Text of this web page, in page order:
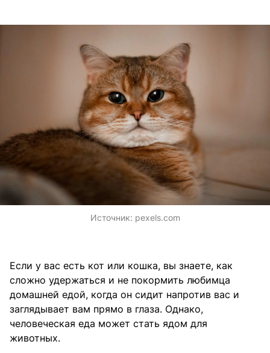
Источник: pexels.com
Если у вас есть кот или кошка, вы знаете, как
сложно удержаться и не покормить любимца
домашней едой, когда он сидит напротив вас и
заглядывает вам прямо в глаза. Однако,
человеческая еда может стать ядом для
животных.